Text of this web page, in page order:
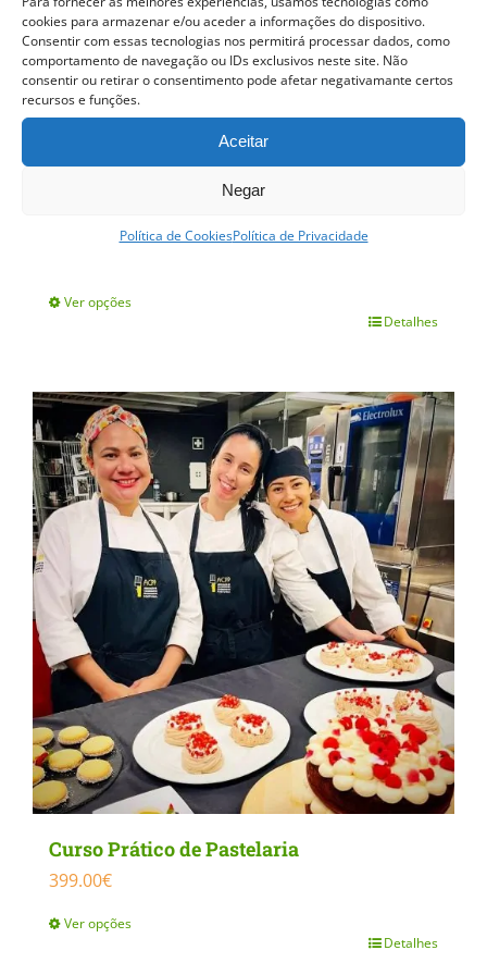
cookies para armazenar e/ou aceder a informações do dispositivo.
Consentir com essas tecnologias nos permitirá processar dados, como
comportamento de navegação ou IDs exclusivos neste site. Não
consentir ou retirar o consentimento pode afetar negativamante certos
recursos e funções.
Aceitar
Negar
Política de CookiesPolítica de Privacidade
Curso Prático de Cozinha
Ver opções
has
multiple
variants.
The
options
may
chosen
on
the
product
page
Detalhes
Curso Prático de Pastelaria
399.00€
Ver opções
Detalhes